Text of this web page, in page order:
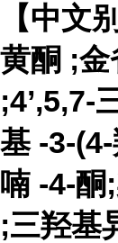
【中文
黄酮 ;金
;4’,5,7-
基 -3-
喃 -4-酮
;三羟基